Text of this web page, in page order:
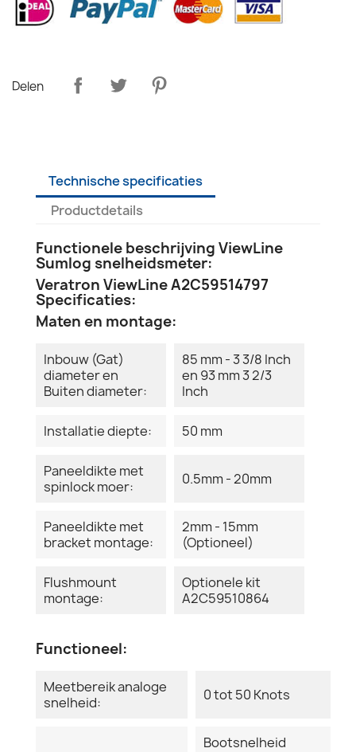
Delen
Technische specificaties
Productdetails
Functionele beschrijving ViewLine
Sumlog snelheidsmeter:
Veratron ViewLine A2C59514797
Specificaties:
Maten en montage:
Inbouw (Gat)
diameter en
Buiten diameter:
85 mm - 3 3/8 Inch
en 93 mm 3 2/3
Inch
Installatie diepte: 50 mm
Paneeldikte met
spinlock moer:
0.5mm - 20mm
Paneeldikte met
bracket montage:
2mm - 15mm
(Optioneel)
Flushmount
montage:
Optionele kit
A2C59510864
Functioneel:
Meetbereik analoge
snelheid:
0 tot 50 Knots
Bootsnelheid